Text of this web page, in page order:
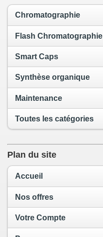
Chromatographie
Flash Chromatographie
Smart Caps
Synthèse organique
Maintenance
Toutes les catégories
Plan du site
Accueil
Nos offres
Votre Compte